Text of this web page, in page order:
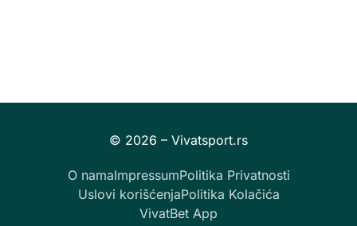
O namaImpressumPolitika Privatnosti
Uslovi korišćenjaPolitika Kolačića
VivatBet App